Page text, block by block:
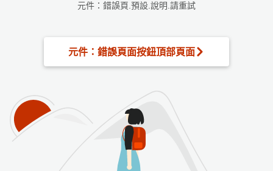
元件：錯誤頁.預設.說明.請重試
元件：錯誤頁面按鈕頂部頁面